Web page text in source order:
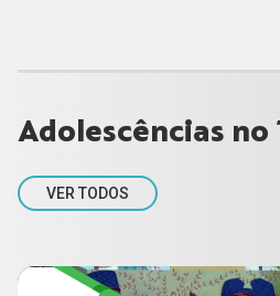
Adolescências no
VER TODOS